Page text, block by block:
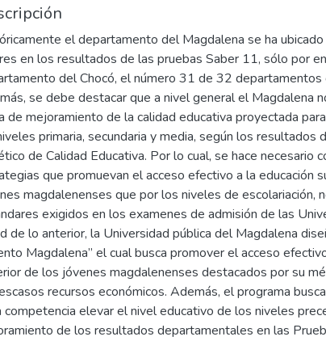
el departamento del Magdalena se ha
en los resultados de las pruebas Saber 11, sólo por
del Chocó, el número 31 de 32 departamentos
se debe destacar que a nivel general el Magdalena
de mejoramiento de la calidad educativa proyectada
primaria, secundaria y media, según los resultados
de Calidad Educativa. Por lo cual, se hace necesario
que promuevan el acceso efectivo a la educación
magdalenenses que por los niveles de escolariación,
exigidos en los examenes de admisión de las
de lo anterior, la Universidad pública del Magdalena
Magdalena” el cual busca promover el acceso
de los jóvenes magdalenenses destacados por su
recursos económicos. Además, el programa
competencia elevar el nivel educativo de los niveles
de los resultados departamentales en las